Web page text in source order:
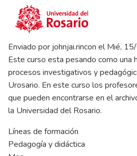
Pasar al contenido principal
Enviado por johnjai.rincon elMié,
Este curso esta pesando como una
procesos investigativos y
Urosario. En este curso los
que pueden encontrarse en el
la Universidad del Rosario.
Líneas de formación
Pedagogía y didáctica